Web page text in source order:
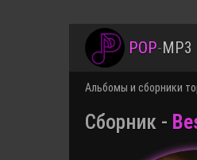
POP-MP3
Альбомы и сборники
Сборник -